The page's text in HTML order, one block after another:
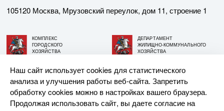
105120 Москва, Мрузовский переулок, дом 11, строение 1
КОМПЛЕКС
ГОРОДСКОГО
ХОЗЯЙСТВА
ДЕПАРТАМЕНТ
ЖИЛИЩНО-КОММУНАЛЬНОГО
ХОЗЯЙСТВА
© АО «МОСГАЗ», 2026. При использовании материалов
ссылка на сайт обязательна.
Наш сайт использует cookies для статистического
анализа и улучшения работы веб-сайта. Запретить
обработку cookies можно в настройках вашего браузера.
Продолжая использовать сайт, вы даете согласие на